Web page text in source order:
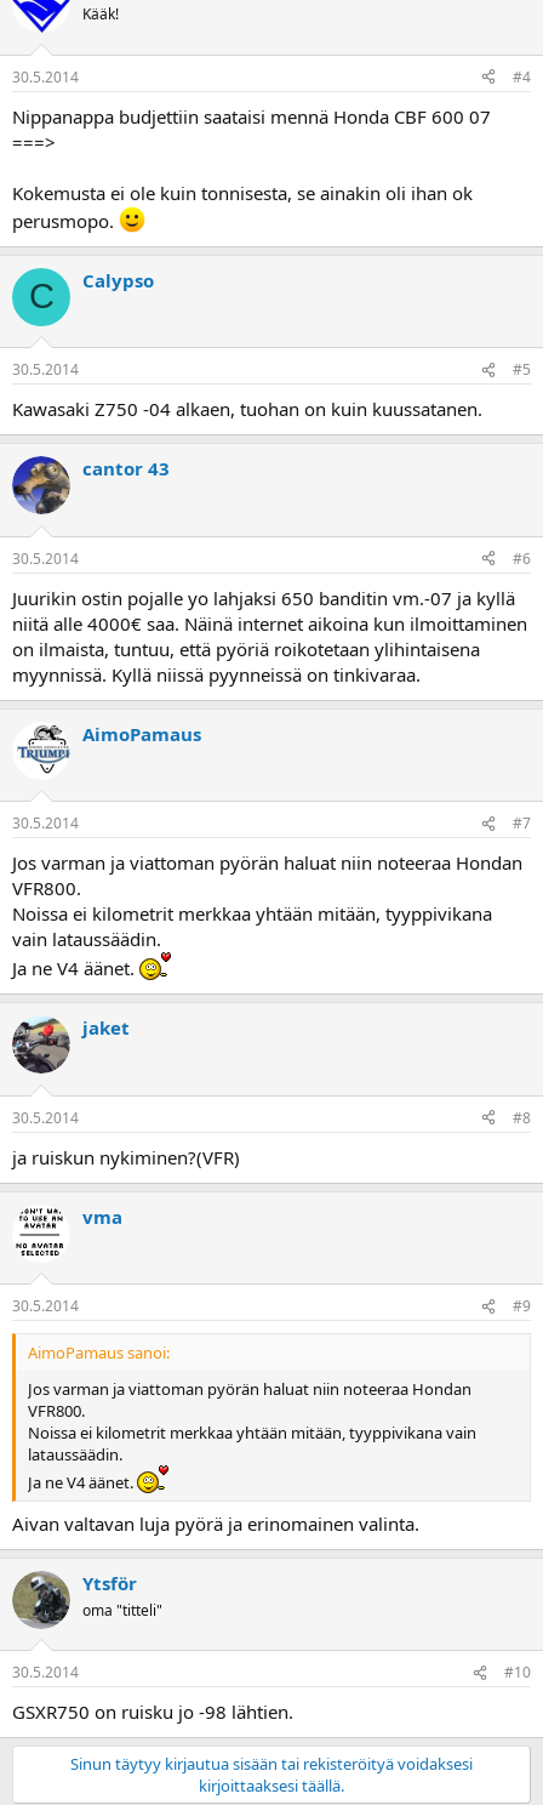
Kääk!
30.5.2014 #4
Nippanappa budjettiin saataisi mennä Honda CBF 600 07
===>
Kokemusta ei ole kuin tonnisesta, se ainakin oli ihan ok
perusmopo.
C Calypso
30.5.2014 #5
Kawasaki Z750 -04 alkaen, tuohan on kuin kuussatanen.
cantor 43
30.5.2014 #6
Juurikin ostin pojalle yo lahjaksi 650 banditin vm.-07 ja kyllä
niitä alle 4000€ saa. Näinä internet aikoina kun ilmoittaminen
on ilmaista, tuntuu, että pyöriä roikotetaan ylihintaisena
myynnissä. Kyllä niissä pyynneissä on tinkivaraa.
AimoPamaus
30.5.2014 #7
Jos varman ja viattoman pyörän haluat niin noteeraa Hondan
VFR800.
Noissa ei kilometrit merkkaa yhtään mitään, tyyppivikana
vain lataussäädin.
Ja ne V4 äänet.
jaket
30.5.2014 #8
ja ruiskun nykiminen?(VFR)
vma
30.5.2014 #9
AimoPamaus sanoi:
Jos varman ja viattoman pyörän haluat niin noteeraa Hondan
VFR800.
Noissa ei kilometrit merkkaa yhtään mitään, tyyppivikana vain
lataussäädin.
Ja ne V4 äänet.
Aivan valtavan luja pyörä ja erinomainen valinta.
Ytsför
oma "titteli"
30.5.2014 #10
GSXR750 on ruisku jo -98 lähtien.
Sinun täytyy kirjautua sisään tai rekisteröityä voidaksesi
kirjoittaaksesi täällä.